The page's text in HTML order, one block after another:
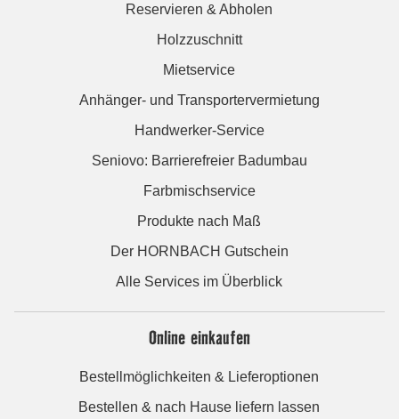
Reservieren & Abholen
Holzzuschnitt
Mietservice
Anhänger- und Transportervermietung
Handwerker-Service
Seniovo: Barrierefreier Badumbau
Farbmischservice
Produkte nach Maß
Der HORNBACH Gutschein
Alle Services im Überblick
Online einkaufen
Bestellmöglichkeiten & Lieferoptionen
Bestellen & nach Hause liefern lassen